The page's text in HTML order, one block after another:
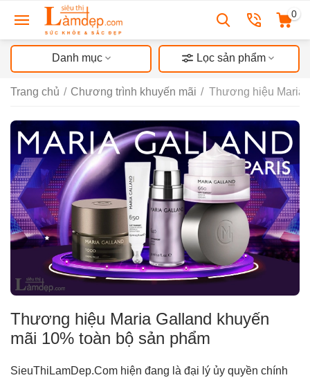
0
Danh mục Lọc sản phẩm
Trang chủ / Chương trình khuyến mãi / Thương hiệu Maria
Thương hiệu Maria Galland khuyến
mãi 10% toàn bộ sản phẩm
SieuThiLamDep.Com hiện đang là đại lý ủy quyền chính